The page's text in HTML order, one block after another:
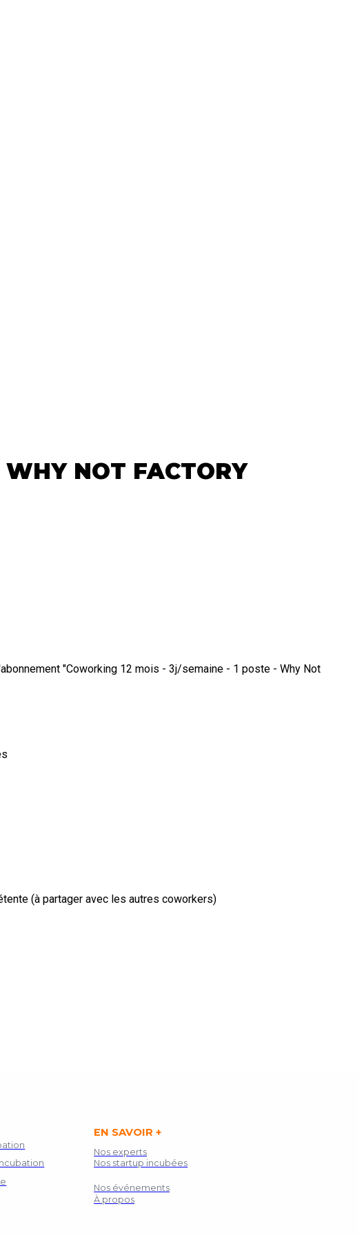
NOT FACTORY
"Coworking 12 mois - 3j/semaine - 1 poste - Why Not
(à partager avec les autres coworkers)
EN SAVOIR +
Nos événements
Nos startup incubées
Nos experts
À propos